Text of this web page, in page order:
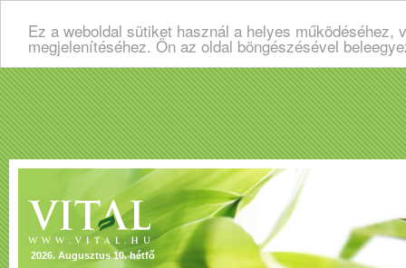
Ez a weboldal sütiket használ a helyes
megjelenítéséhez. Ön az oldal böngészésével
2026. Augusztus 10. hétfő